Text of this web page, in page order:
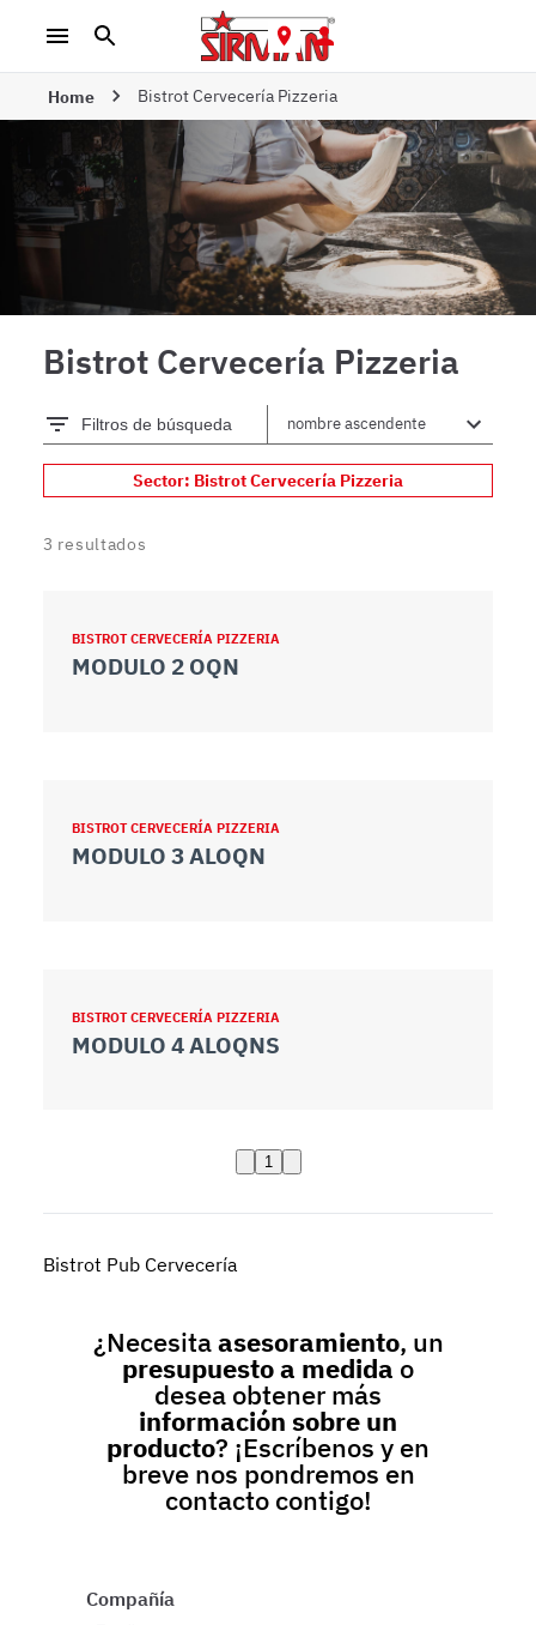
Home Bistrot Cervecería Pizzeria
Bistrot Cervecería Pizzeria
Filtros de búsqueda
Sector: Bistrot Cervecería Pizzeria
3 resultados
BISTROT CERVECERÍA PIZZERIA
MODULO 2 OQN
BISTROT CERVECERÍA PIZZERIA
MODULO 3 ALOQN
BISTROT CERVECERÍA PIZZERIA
MODULO 4 ALOQNS
1
Bistrot Pub Cervecería
¿Necesitaasesoramiento, un
presupuesto a medida o
desea obtener más
información sobre un
producto? ¡Escríbenos y en
breve nos pondremos en
contacto contigo!
Compañía